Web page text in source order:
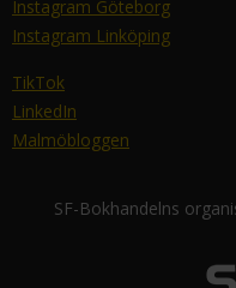
Instagram Göteborg
Instagram Linköping
TikTok
LinkedIn
Malmöbloggen
SF-Bokhandelns